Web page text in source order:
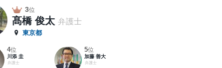
3位
髙橋 俊太 弁護士
東京都
4位
川添 圭
弁護士
5位
加藤 善大
弁護士